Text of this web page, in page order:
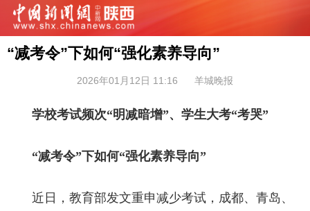
“减考令”下如何“强化素养导向”
2026年01月12日 11:16 羊城晚报
学校考试频次“明减暗增”、学生大考“考哭”
“减考令”下如何“强化素养导向”
近日，教育部发文重申减少考试，成都、青岛、